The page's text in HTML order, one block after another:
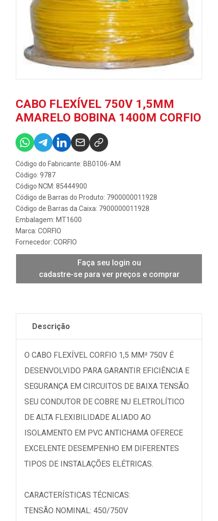
CABO FLEXÍVEL 750V 1,5MM
AMARELO BOBINA 1400M CORFIO
Código do Fabricante: BB0106-AM
Código: 9787
Código NCM: 85444900
Código de Barras do Produto: 7900000011928
Código de Barras da Caixa: 7900000011928
Embalagem: MT1600
Marca: CORFIO
Fornecedor: CORFIO
Faça seu login ou
cadastre-se para ver preços e comprar
Descrição
O CABO FLEXÍVEL CORFIO 1,5 MM² 750V É
DESENVOLVIDO PARA GARANTIR EFICIÊNCIA E
SEGURANÇA EM CIRCUITOS DE BAIXA TENSÃO.
SEU CONDUTOR DE COBRE NU ELETROLÍTICO
DE ALTA FLEXIBILIDADE ALIADO AO
ISOLAMENTO EM PVC ANTICHAMA OFERECE
EXCELENTE DESEMPENHO EM DIFERENTES
TIPOS DE INSTALAÇÕES ELÉTRICAS.
CARACTERÍSTICAS TÉCNICAS:
TENSÃO NOMINAL: 450/750V